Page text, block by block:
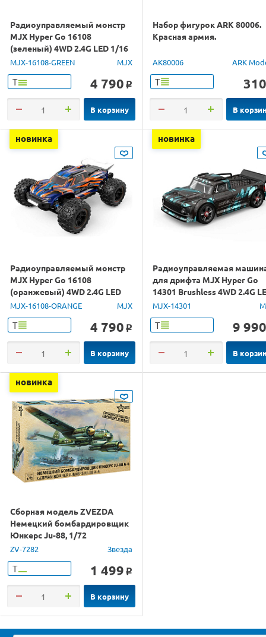
Радиоуправляемый монстр
MJX Hyper Go 16108
(зеленый) 4WD 2.4G LED 1/16
RTR
MJX-16108-GREEN MJX
Т 4 790 o
В корзину
Набор фигурок ARK 80006.
Красная армия.
AK80006 ARK
Т 310
В
новинка
Радиоуправляемый монстр
MJX Hyper Go 16108
(оранжевый) 4WD 2.4G LED
1/16 RTR
MJX-16108-ORANGE MJX
Т 4 790 o
В корзину
новинка
Радиоуправляемая
для дрифта MJX Hyper Go
14301 Brushless 4WD 2.4G
1/14 RTR
MJX-14301
Т 9 990
В
новинка
Сборная модель ZVEZDA
Немецкий бомбардировщик
Юнкерс Ju-88, 1/72
ZV-7282 Звезда
Т 1 499 o
В корзину